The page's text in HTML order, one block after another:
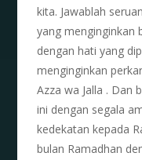
kita. Jawablah
yang menginginkan
dengan hati yang
menginginkan
Azza wa Jalla . Dan
ini dengan segala
kedekatan kepada
bulan Ramadhan